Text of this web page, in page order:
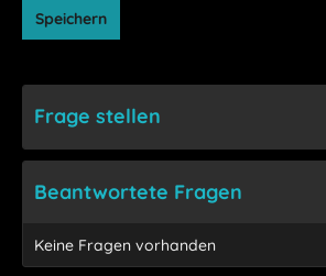
Speichern
Frage stellen
Beantwortete Fragen
Keine Fragen vorhanden